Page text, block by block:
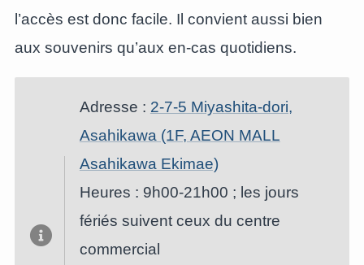
l’accès est donc facile. Il convient aussi bien
aux souvenirs qu’aux en-cas quotidiens.
Adresse : 2-7-5 Miyashita-dori,
Asahikawa (1F, AEON MALL
Asahikawa Ekimae)
Heures : 9h00-21h00 ; les jours
fériés suivent ceux du centre
commercial